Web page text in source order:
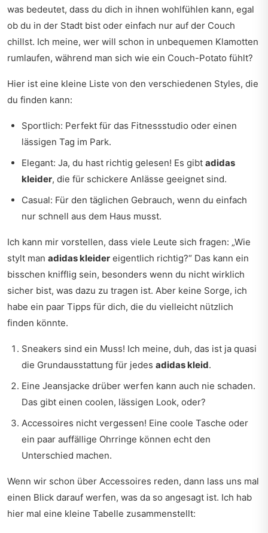
was bedeutet, dass du dich in ihnen wohlfühlen kann, egal
ob du in der Stadt bist oder einfach nur auf der Couch
chillst. Ich meine, wer will schon in unbequemen Klamotten
rumlaufen, während man sich wie ein Couch-Potato fühlt?
Hier ist eine kleine Liste von den verschiedenen Styles, die
du finden kann:
Sportlich: Perfekt für das Fitnessstudio oder einen
lässigen Tag im Park.
Elegant: Ja, du hast richtig gelesen! Es gibt adidas
kleider, die für schickere Anlässe geeignet sind.
Casual: Für den täglichen Gebrauch, wenn du einfach
nur schnell aus dem Haus musst.
Ich kann mir vorstellen, dass viele Leute sich fragen: „Wie
stylt man adidas kleider eigentlich richtig?“ Das kann ein
bisschen knifflig sein, besonders wenn du nicht wirklich
sicher bist, was dazu zu tragen ist. Aber keine Sorge, ich
habe ein paar Tipps für dich, die du vielleicht nützlich
finden könnte.
Sneakers sind ein Muss! Ich meine, duh, das ist ja quasi
die Grundausstattung für jedes adidas kleid.
Eine Jeansjacke drüber werfen kann auch nie schaden.
Das gibt einen coolen, lässigen Look, oder?
Accessoires nicht vergessen! Eine coole Tasche oder
ein paar auffällige Ohrringe können echt den
Unterschied machen.
Wenn wir schon über Accessoires reden, dann lass uns mal
einen Blick darauf werfen, was da so angesagt ist. Ich hab
hier mal eine kleine Tabelle zusammenstellt: